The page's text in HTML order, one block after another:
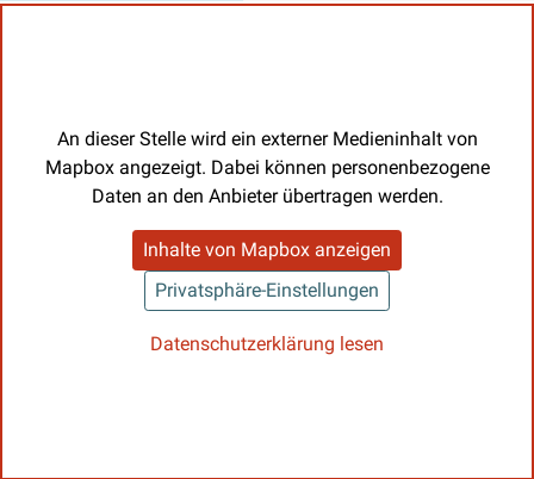
An dieser Stelle wird ein externer Medieninhalt von
Mapbox angezeigt. Dabei können personenbezogene
Daten an den Anbieter übertragen werden.
Inhalte von Mapbox anzeigen
Privatsphäre-Einstellungen
Datenschutzerklärung lesen